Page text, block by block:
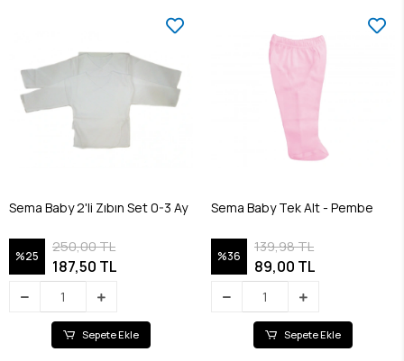
Sema Baby 2'li Zıbın Set 0-3 Ay
%25
250,00 TL
187,50 TL
Sepete Ekle
Sema Baby Tek Alt - Pembe
%36
139,98 TL
89,00 TL
Sepete Ekle